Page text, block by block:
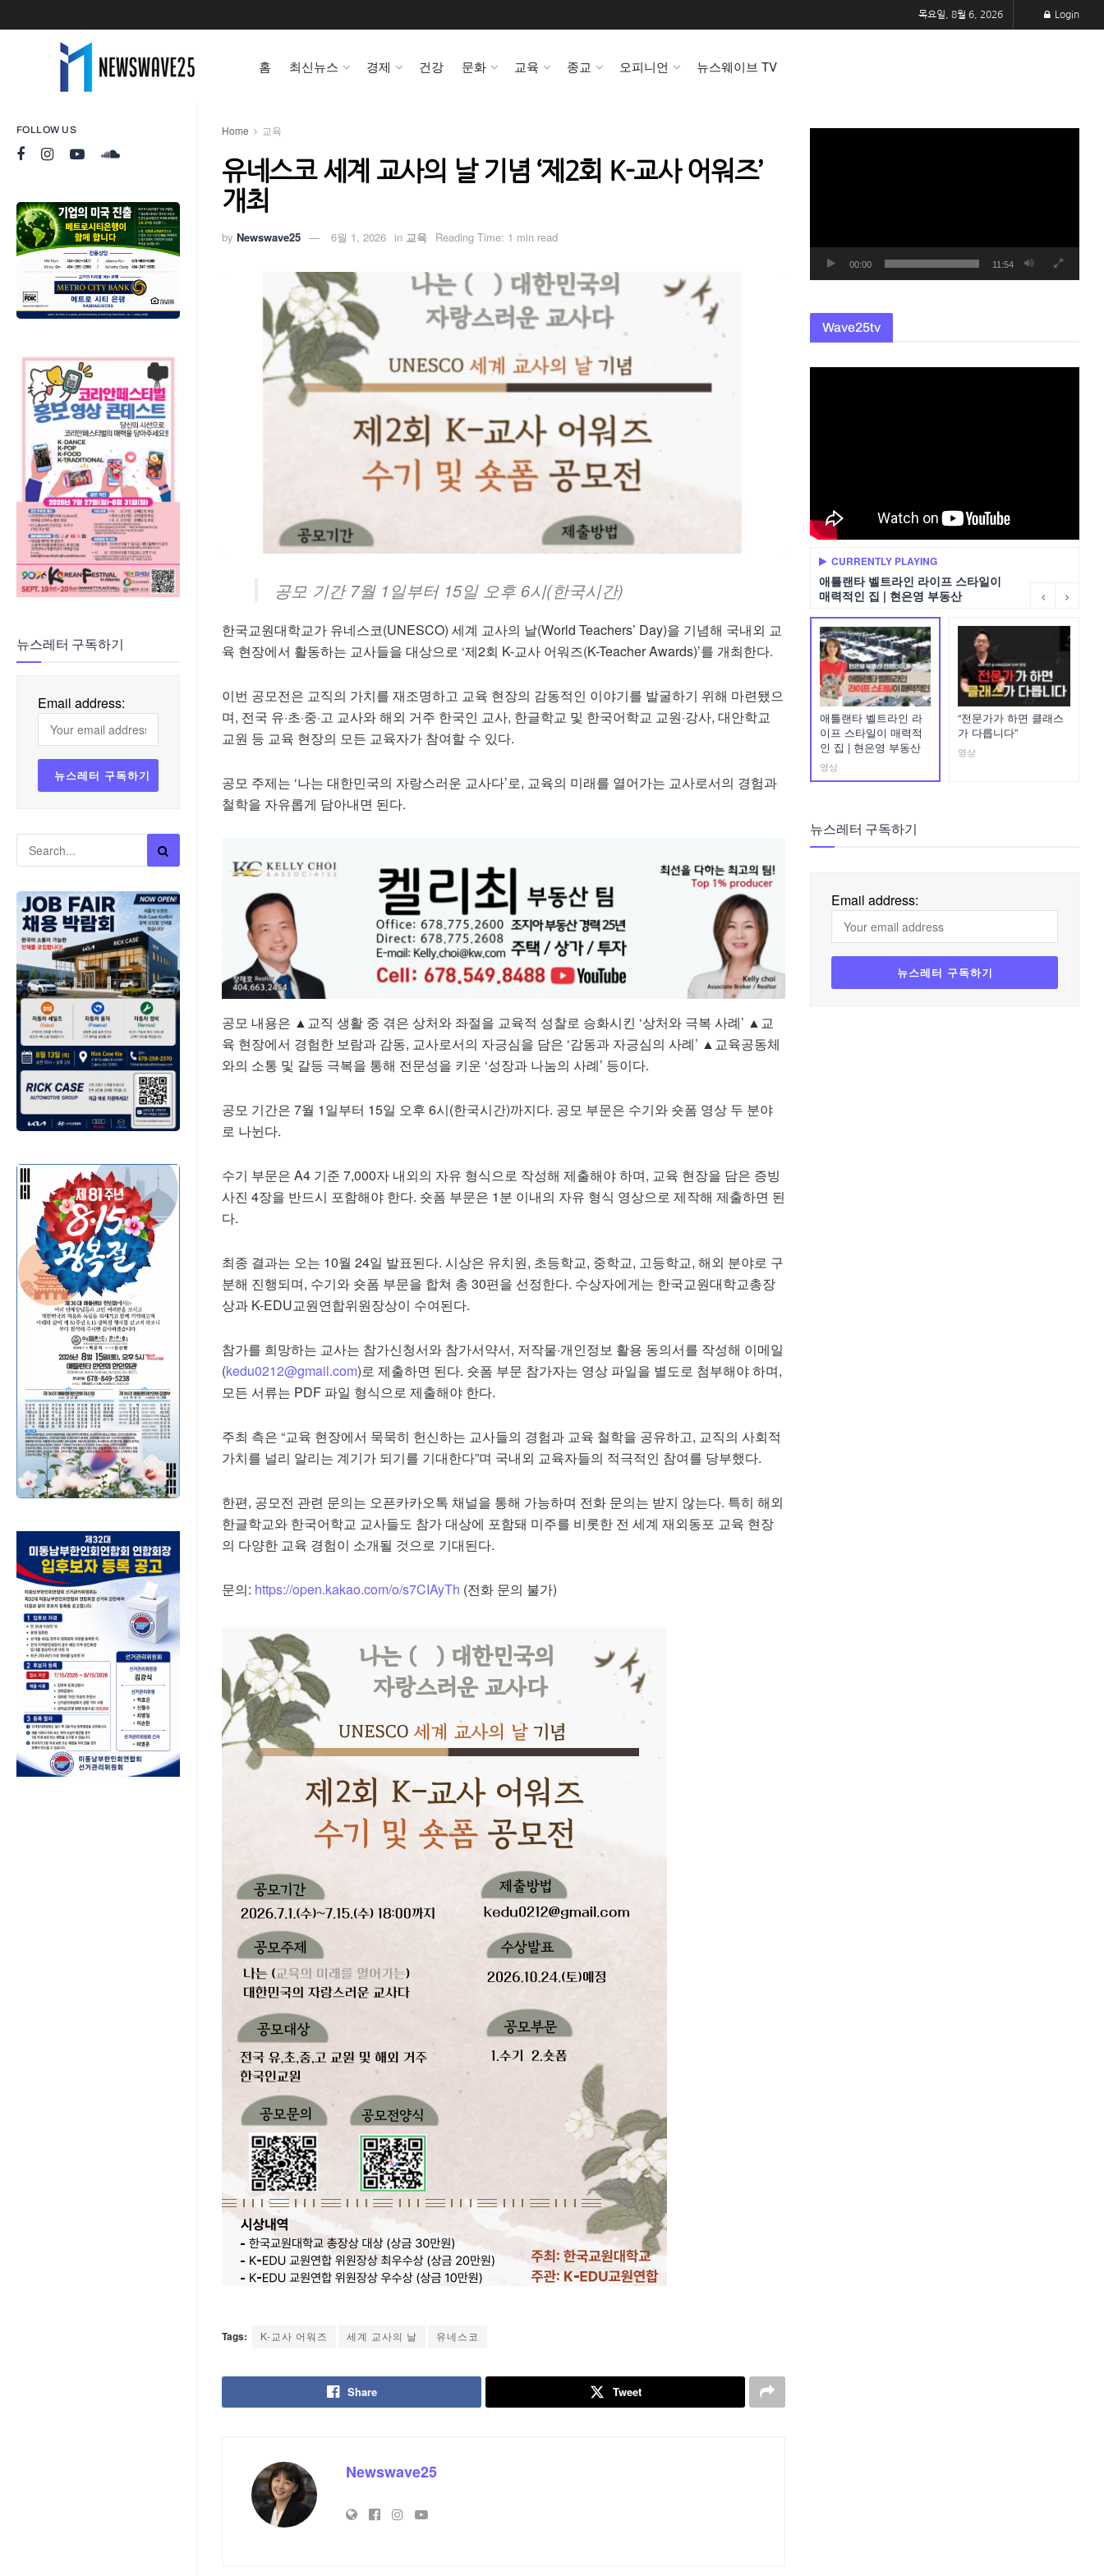
FOLLOW US
뉴스레터 구독하기
Email address:
목요일, 8월 6, 2026 Login
홈 최신뉴스 경제 건강 문화 교육 종교 오피니언 뉴스웨이브 TV
Home 교육
유네스코 세계 교사의 날 기념 ‘제2회 K-교사 어워즈’
개최
by Newswave25 6월 1, 2026 in 교육 Reading Time: 1 min read
공모 기간 7월 1일부터 15일 오후 6시(한국시간)
한국교원대학교가 유네스코(UNESCO) 세계 교사의 날(World Teachers’ Day)을 기념해 국내외 교
육 현장에서 활동하는 교사들을 대상으로 ‘제2회 K-교사 어워즈(K-Teacher Awards)’를 개최한다.
이번 공모전은 교직의 가치를 재조명하고 교육 현장의 감동적인 이야기를 발굴하기 위해 마련됐으
며, 전국 유·초·중·고 교사와 해외 거주 한국인 교사, 한글학교 및 한국어학교 교원·강사, 대안학교
교원 등 교육 현장의 모든 교육자가 참여할 수 있다.
공모 주제는 ‘나는 대한민국의 자랑스러운 교사다’로, 교육의 미래를 열어가는 교사로서의 경험과
철학을 자유롭게 담아내면 된다.
공모 내용은 ▲교직 생활 중 겪은 상처와 좌절을 교육적 성찰로 승화시킨 ‘상처와 극복 사례’ ▲교
육 현장에서 경험한 보람과 감동, 교사로서의 자긍심을 담은 ‘감동과 자긍심의 사례’ ▲교육공동체
와의 소통 및 갈등 극복을 통해 전문성을 키운 ‘성장과 나눔의 사례’ 등이다.
공모 기간은 7월 1일부터 15일 오후 6시(한국시간)까지다. 공모 부문은 수기와 숏폼 영상 두 분야
로 나뉜다.
수기 부문은 A4 기준 7,000자 내외의 자유 형식으로 작성해 제출해야 하며, 교육 현장을 담은 증빙
사진 4장을 반드시 포함해야 한다. 숏폼 부문은 1분 이내의 자유 형식 영상으로 제작해 제출하면 된
다.
최종 결과는 오는 10월 24일 발표된다. 시상은 유치원, 초등학교, 중학교, 고등학교, 해외 분야로 구
분해 진행되며, 수기와 숏폼 부문을 합쳐 총 30편을 선정한다. 수상자에게는 한국교원대학교총장
상과 K-EDU교원연합위원장상이 수여된다.
참가를 희망하는 교사는 참가신청서와 참가서약서, 저작물·개인정보 활용 동의서를 작성해 이메일
(kedu0212@gmail.com)로 제출하면 된다. 숏폼 부문 참가자는 영상 파일을 별도로 첨부해야 하며,
모든 서류는 PDF 파일 형식으로 제출해야 한다.
주최 측은 “교육 현장에서 묵묵히 헌신하는 교사들의 경험과 교육 철학을 공유하고, 교직의 사회적
가치를 널리 알리는 계기가 되기를 기대한다”며 국내외 교육자들의 적극적인 참여를 당부했다.
한편, 공모전 관련 문의는 오픈카카오톡 채널을 통해 가능하며 전화 문의는 받지 않는다. 특히 해외
한글학교와 한국어학교 교사들도 참가 대상에 포함돼 미주를 비롯한 전 세계 재외동포 교육 현장
의 다양한 교육 경험이 소개될 것으로 기대된다.
문의: https://open.kakao.com/o/s7CIAyTh (전화 문의 불가)
Tags: K-교사 어워즈 세계 교사의 날 유네스코
Share Tweet
Newswave25
00:00 11:54
Wave25tv
CURRENTLY PLAYING
애틀랜타 벨트라인 라이프 스타일이
매력적인 집 | 현은영 부동산
애틀랜타 벨트라인 라
이프 스타일이 매력적
인 집 | 현은영 부동산
영상
“전문가가 하면 클래스
가 다릅니다”
영상
뉴스레터 구독하기
Email address: